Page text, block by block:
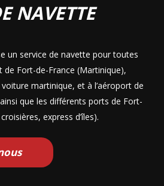
NAVETTE
un service de navette pour toutes
de Fort-de-France (Martinique),
martinique, et à l’aéroport de
que les différents ports de Fort-
express d’îles).